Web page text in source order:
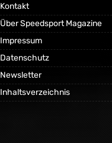
Kontakt
Über Speedsport Magazine
Impressum
Datenschutz
Newsletter
Inhaltsverzeichnis